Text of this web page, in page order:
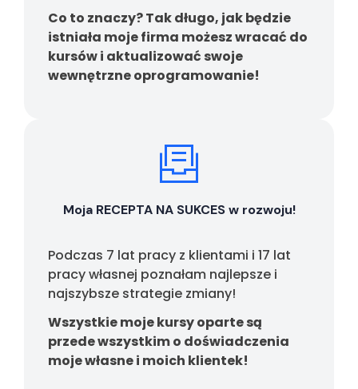
Co to znaczy? Tak długo, jak będzie
istniała moje firma możesz wracać do
kursów i aktualizować swoje
wewnętrzne oprogramowanie!
Moja RECEPTA NA SUKCES w rozwoju!
Podczas 7 lat pracy z klientami i 17 lat
pracy własnej poznałam najlepsze i
najszybsze strategie zmiany!
Wszystkie moje kursy oparte są
przede wszystkim o doświadczenia
moje własne i moich klientek!